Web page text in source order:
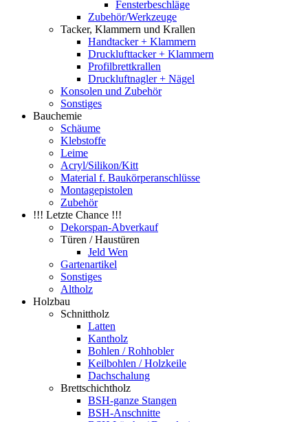
Fensterbeschläge
Zubehör/Werkzeuge
Tacker, Klammern und Krallen
Handtacker + Klammern
Drucklufttacker + Klammern
Profilbrettkrallen
Druckluftnagler + Nägel
Konsolen und Zubehör
Sonstiges
Bauchemie
Schäume
Klebstoffe
Leime
Acryl/Silikon/Kitt
Material f. Baukörperanschlüsse
Montagepistolen
Zubehör
!!! Letzte Chance !!!
Dekorspan-Abverkauf
Türen / Haustüren
Jeld Wen
Gartenartikel
Sonstiges
Altholz
Holzbau
Schnittholz
Latten
Kantholz
Bohlen / Rohhobler
Keilbohlen / Holzkeile
Dachschalung
Brettschichtholz
BSH-ganze Stangen
BSH-Anschnitte